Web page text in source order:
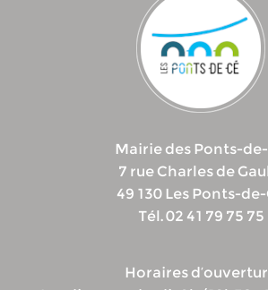
Mairie des Ponts-
7 rue Charles de
49 130 Les Ponts-
Tél. 02 41 79 75 75
Horaires